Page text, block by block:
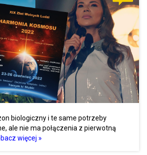
biologiczny i te same potrzeby
ale nie ma połączenia z pierwotną
więcej »